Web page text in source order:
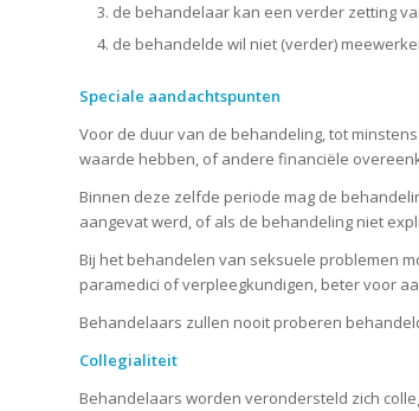
de behandelaar kan een verder zetting
de behandelde wil niet (verder)
Speciale aandachtspunten
Voor de duur van de behandeling, tot
waarde hebben, of andere financiële
Binnen deze zelfde periode mag de
aangevat werd, of als de behandeling niet
Bij het behandelen van seksuele problemen
paramedici of verpleegkundigen, beter voor
Behandelaars zullen nooit proberen
Collegialiteit
Behandelaars worden verondersteld zich